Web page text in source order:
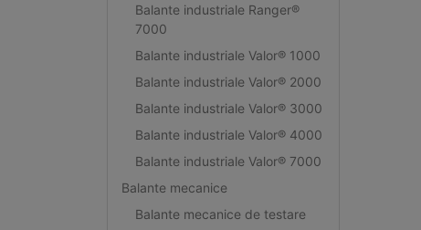
Balante industriale Ranger®
7000
Balante industriale Valor® 1000
Balante industriale Valor® 2000
Balante industriale Valor® 3000
Balante industriale Valor® 4000
Balante industriale Valor® 7000
Balante mecanice
Balante mecanice de testare